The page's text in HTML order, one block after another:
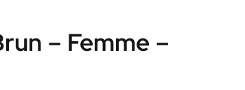
– Femme –